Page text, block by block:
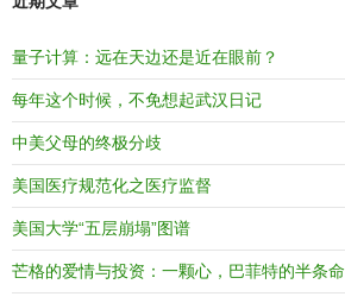
量子计算：远在天边还是近在眼前？
每年这个时候，不免想起武汉日记
中美父母的终极分歧
美国医疗规范化之医疗监督
美国大学“五层崩塌”图谱
芒格的爱情与投资：一颗心，巴菲特的半条命